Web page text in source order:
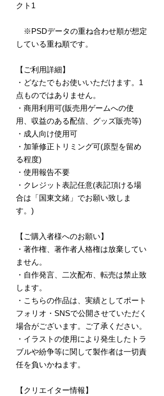
クト1
※PSDデータの重ね合わせ順が想定
している重ね順です。
【ご利用詳細】
・どなたでもお使いいただけます。1
点ものではありません。
・商用利用可(販売用ゲームへの使
用、収益のある配信、グッズ販売等)
・成人向け使用可
・加筆修正トリミング可(原型を留め
る程度)
・使用報告不要
・クレジット表記任意(表記頂ける場
合は「国東文緒」でお願い致しま
す。)
【ご購入者様へのお願い】
・著作権、著作者人格権は放棄してい
ません。
・自作発言、二次配布、転売は禁止致
します。
・こちらの作品は、実績としてポート
フォリオ・SNSで公開させていただく
場合がございます。ご了承ください。
・イラストの使用により発生したトラ
ブルや紛争等に関して製作者は一切責
任を負いかねます。
【クリエイター情報】